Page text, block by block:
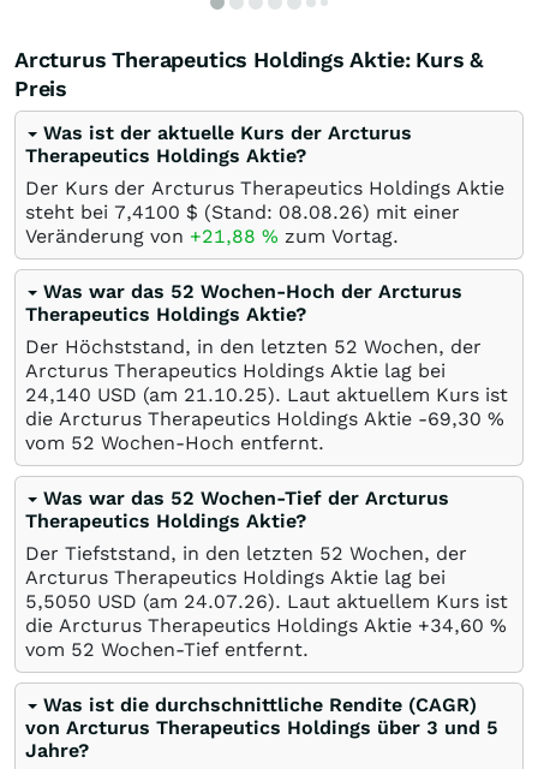
Arcturus Therapeutics Holdings Aktie: Kurs &
Preis
Was ist der aktuelle Kurs der Arcturus
Therapeutics Holdings Aktie?
Der Kurs der Arcturus Therapeutics Holdings Aktie
steht bei 7,4100 $ (Stand: 08.08.26) mit einer
Veränderung von +21,88 % zum Vortag.
Was war das 52 Wochen-Hoch der Arcturus
Therapeutics Holdings Aktie?
Der Höchststand, in den letzten 52 Wochen, der
Arcturus Therapeutics Holdings Aktie lag bei
24,140 USD (am 21.10.25). Laut aktuellem Kurs ist
die Arcturus Therapeutics Holdings Aktie -69,30 %
vom 52 Wochen-Hoch entfernt.
Was war das 52 Wochen-Tief der Arcturus
Therapeutics Holdings Aktie?
Der Tiefststand, in den letzten 52 Wochen, der
Arcturus Therapeutics Holdings Aktie lag bei
5,5050 USD (am 24.07.26). Laut aktuellem Kurs ist
die Arcturus Therapeutics Holdings Aktie +34,60 %
vom 52 Wochen-Tief entfernt.
Was ist die durchschnittliche Rendite (CAGR)
von Arcturus Therapeutics Holdings über 3 und 5
Jahre?